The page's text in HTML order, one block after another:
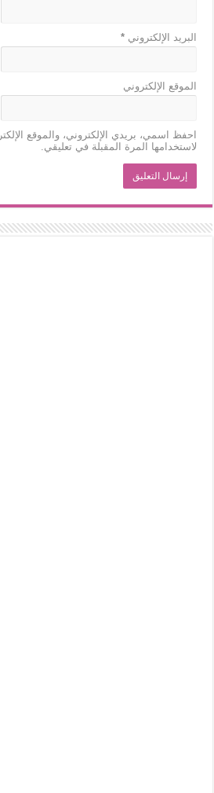
البريد الإلكتروني*
الموقع الإلكتروني
احفظ اسمي، بريدي الإلكتروني، والموقع
لاستخدامها المرة المقبلة في تعليقي.